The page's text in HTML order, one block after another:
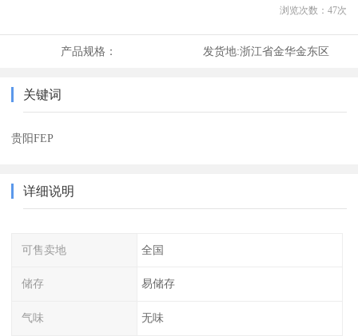
浏览次数： 47次
产品规格： 发货地:浙江省金华金东区
关键词
贵阳FEP
详细说明
可售卖地 全国
储存 易储存
气味 无味